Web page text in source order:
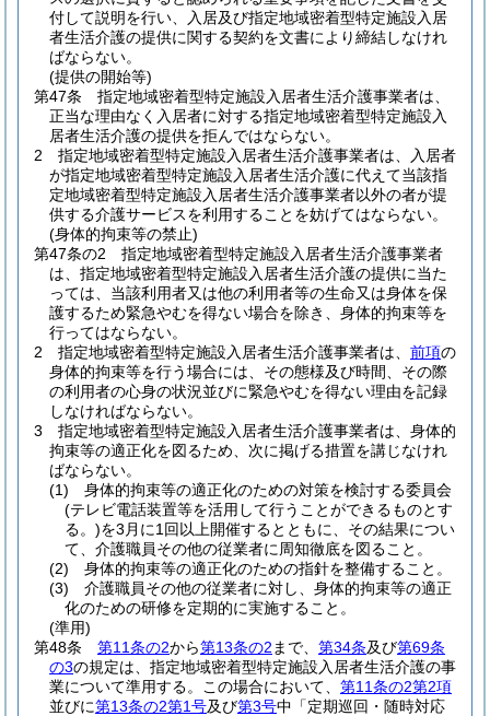
付して説明を行い、入居及び指定地域密着型特定施設入居
者生活介護の提供に関する契約を文書により締結しなけれ
ばならない。
(提供の開始等)
第47条
指定地域密着型特定施設入居者生活介護事業者は、
正当な理由なく入居者に対する指定地域密着型特定施設入
居者生活介護の提供を拒んではならない。
2
指定地域密着型特定施設入居者生活介護事業者は、入居者
が指定地域密着型特定施設入居者生活介護に代えて当該指
定地域密着型特定施設入居者生活介護事業者以外の者が提
供する介護サービスを利用することを妨げてはならない。
(身体的拘束等の禁止)
第47条の2
指定地域密着型特定施設入居者生活介護事業者
は、指定地域密着型特定施設入居者生活介護の提供に当た
っては、当該利用者又は他の利用者等の生命又は身体を保
護するため緊急やむを得ない場合を除き、身体的拘束等を
行ってはならない。
2
指定地域密着型特定施設入居者生活介護事業者は、 前項の
身体的拘束等を行う場合には、その態様及び時間、その際
の利用者の心身の状況並びに緊急やむを得ない理由を記録
しなければならない。
3
指定地域密着型特定施設入居者生活介護事業者は、身体的
拘束等の適正化を図るため、次に掲げる措置を講じなけれ
ばならない。
(1)
身体的拘束等の適正化のための対策を検討する委員会
(テレビ電話装置等を活用して行うことができるものとす
る。)を3月に1回以上開催するとともに、その結果につい
て、介護職員その他の従業者に周知徹底を図ること。
(2)
身体的拘束等の適正化のための指針を整備すること。
(3)
介護職員その他の従業者に対し、身体的拘束等の適正
化のための研修を定期的に実施すること。
(準用)
第48条
第11条の2から第13条の2 まで、 第34条及び第69条
の3の規定は、指定地域密着型特定施設入居者生活介護の事
業について準用する。
この場合において、 第11条の2第2項
並びに第13条の2第1号及び第3号中「定期巡回・随時対応